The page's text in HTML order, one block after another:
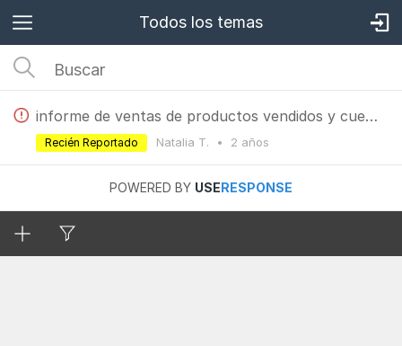
Todos los temas
informe de ventas de productos vendidos y cuentas contables asociadas para liquidacion de IIBB
Natalia T. • 2 años
Recién Reportado
POWERED BY USERESPONSE